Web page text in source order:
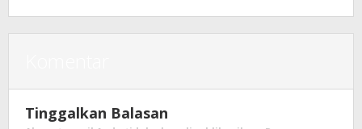
Tinggalkan Balasan